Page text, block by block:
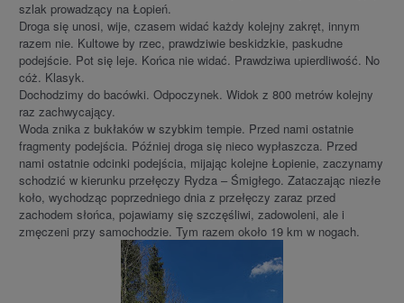
szlak prowadzący na Łopień.
Droga się unosi, wije, czasem widać każdy kolejny zakręt, innym
razem nie. Kultowe by rzec, prawdziwie beskidzkie, paskudne
podejście. Pot się leje. Końca nie widać. Prawdziwa upierdliwość. No
cóż. Klasyk.
Dochodzimy do bacówki. Odpoczynek. Widok z 800 metrów kolejny
raz zachwycający.
Woda znika z bukłaków w szybkim tempie. Przed nami ostatnie
fragmenty podejścia. Później droga się nieco wypłaszcza. Przed
nami ostatnie odcinki podejścia, mijając kolejne Łopienie, zaczynamy
schodzić w kierunku przełęczy Rydza – Śmigłego. Zataczając niezłe
koło, wychodząc poprzedniego dnia z przełęczy zaraz przed
zachodem słońca, pojawiamy się szczęśliwi, zadowoleni, ale i
zmęczeni przy samochodzie. Tym razem około 19 km w nogach.